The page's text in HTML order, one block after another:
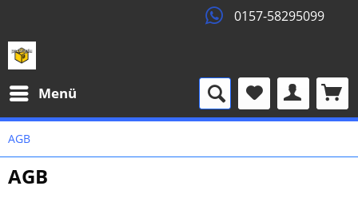
0157-58295099
Menü
AGB
AGB